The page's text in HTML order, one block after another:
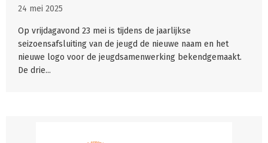
24 mei 2025
Op vrijdagavond 23 mei is tijdens de jaarlijkse
seizoensafsluiting van de jeugd de nieuwe naam en het
nieuwe logo voor de jeugdsamenwerking bekendgemaakt.
De drie...